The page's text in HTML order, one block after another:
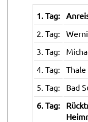
1. Tag:
2. Tag:
3. Tag:
4. Tag:
Thale
5. Tag:
Bad
6. Tag: